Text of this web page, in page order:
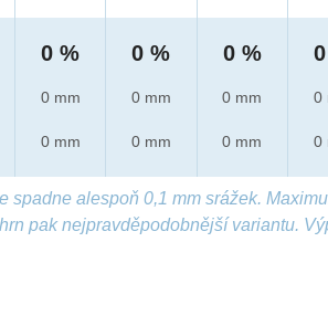
0 %
0 mm
0 mm
0 %
0 mm
0 mm
0 %
0 mm
0 mm
0
0
spadne alespoň 0,1 mm srážek.
pak nejpravděpodobnější variantu.